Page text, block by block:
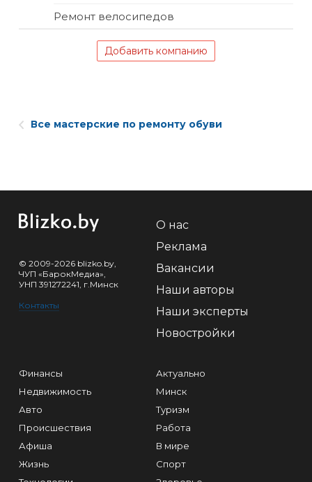
Ремонт велосипедов
Добавить компанию
Все мастерские по ремонту обуви
© 2009-2026 blizko.by,
ЧУП «БарокМедиа»,
УНП 391272241, г.Минск
Контакты
О нас
Реклама
Вакансии
Наши авторы
Наши эксперты
Новостройки
Финансы
Недвижимость
Авто
Происшествия
Афиша
Жизнь
Актуально
Минск
Туризм
Работа
В мире
Спорт